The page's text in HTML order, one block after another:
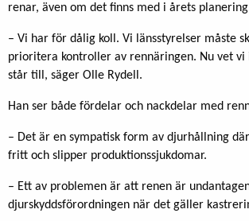
renar, även om det finns med i årets
– Vi har för dålig koll. Vi länsstyrelser måste
prioritera kontroller av rennäringen. Nu vet
står till, säger Olle Rydell.
Han ser både fördelar och nackdelar med
– Det är en sympatisk form av djurhållning
fritt och slipper produktionssjukdomar.
– Ett av problemen är att renen är
djurskyddsförordningen när det gäller